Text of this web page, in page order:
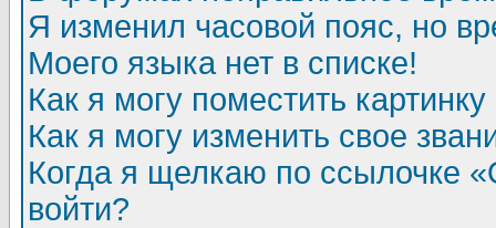
Я изменил часовой пояс, но
Моего языка нет в списке!
Как я могу поместить
Как я могу изменить свое
Когда я щелкаю по ссылочке
войти?